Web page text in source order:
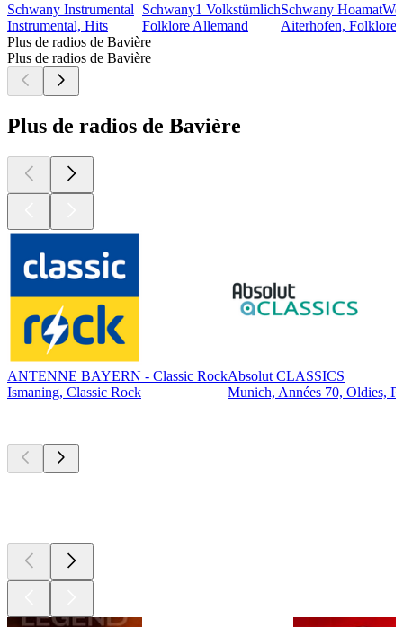
Schwany Instrumental
Instrumental, Hits
Schwany1 Volkstümlich
Folklore Allemand
Schwany
Aiterhofen, Folklore
Plus de radios de Bavière
Plus de radios de Bavière
Plus de radios de Bavière
ANTENNE BAYERN - Classic Rock
Ismaning, Classic Rock
Absolut CLASSICS
Munich, Années 70, Oldies,